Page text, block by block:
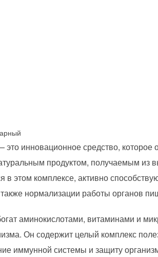
инновационное средство, которое
продуктом, получаемым из
этом комплексе, активно
нормализации работы органов
аминокислотами, витаминами и
Он содержит целый комплекс
иммунной системы и защиту